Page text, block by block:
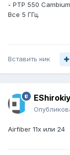
- PTP 550
Все 5 ГГц.
Вставить ник
Airfiber 11x или 24